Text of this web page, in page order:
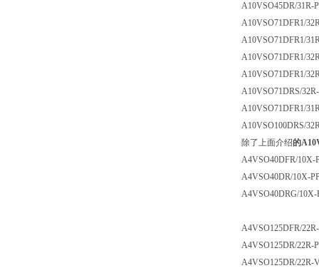
A10VSO45DR/31R-
A10VSO71DFR1/
A10VSO71DFR1/
A10VSO71DFR1/
A10VSO71DFR1/
A10VSO71DRS/
A10VSO71DFR1/
A10VSO100DRS/
除了上面介绍的
A4VSO40DFR/10X-
A4VSO40DR/10X-
A4VSO40DRG/10X-
A4VSO125DFR/
A4VSO125DR/22R-
A4VSO125DR/22R-